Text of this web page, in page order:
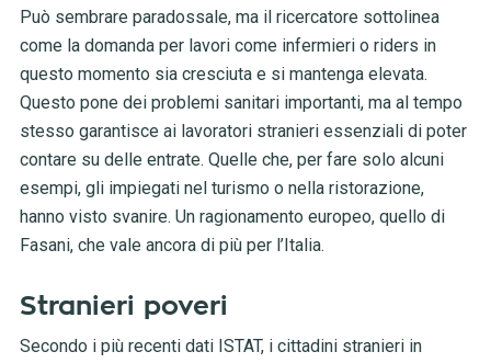
Può sembrare paradossale, ma il ricercatore sottolinea
come la domanda per lavori come infermieri o riders in
questo momento sia cresciuta e si mantenga elevata.
Questo pone dei problemi sanitari importanti, ma al tempo
stesso garantisce ai lavoratori stranieri essenziali di poter
contare su delle entrate. Quelle che, per fare solo alcuni
esempi, gli impiegati nel turismo o nella ristorazione,
hanno visto svanire. Un ragionamento europeo, quello di
Fasani, che vale ancora di più per l’Italia.
Stranieri poveri
Secondo i più recenti dati ISTAT, i cittadini stranieri in